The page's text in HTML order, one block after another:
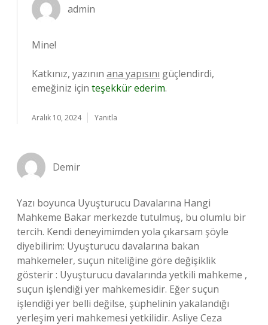
admin
Mine!
Katkınız, yazının ana yapısını güçlendirdi,
emeğiniz için teşekkür ederim.
Aralık 10, 2024 Yanıtla
Demir
Yazı boyunca Uyuşturucu Davalarına Hangi
Mahkeme Bakar merkezde tutulmuş, bu olumlu bir
tercih. Kendi deneyimimden yola çıkarsam şöyle
diyebilirim: Uyuşturucu davalarına bakan
mahkemeler, suçun niteliğine göre değişiklik
gösterir : Uyuşturucu davalarında yetkili mahkeme ,
suçun işlendiği yer mahkemesidir. Eğer suçun
işlendiği yer belli değilse, şüphelinin yakalandığı
yerleşim yeri mahkemesi yetkilidir. Asliye Ceza